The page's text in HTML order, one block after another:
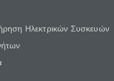
Ηλεκτρικών Συσκευών